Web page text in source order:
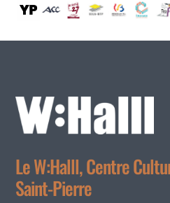
Le W:Halll, Centre
Saint-Pierre